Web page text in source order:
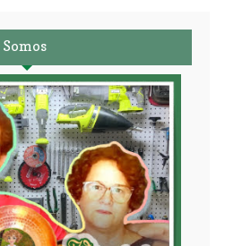
Somos